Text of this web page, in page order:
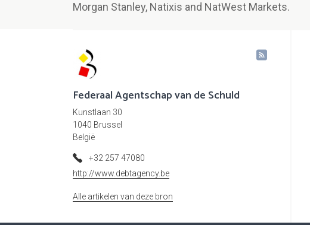
Morgan Stanley, Natixis and NatWest Markets.
Federaal Agentschap van de Schuld
Kunstlaan 30
1040 Brussel
België
+32 257 47080
http://www.debtagency.be
Alle artikelen van deze bron